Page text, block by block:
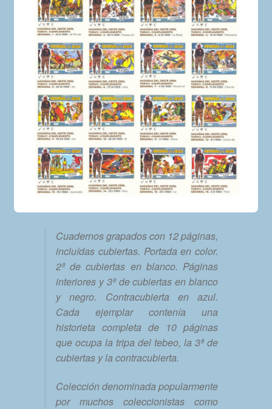
Cuadernos grapados con 12 páginas,
incluídas cubiertas. Portada en color.
2ª de cubiertas en blanco. Páginas
interiores y 3ª de cubiertas en blanco
y negro. Contracubierta en azul.
Cada ejemplar contenía una
historieta completa de 10 páginas
que ocupa la tripa del tebeo, la 3ª de
cubiertas y la contracubierta.
Colección denominada popularmente
por muchos coleccionistas como